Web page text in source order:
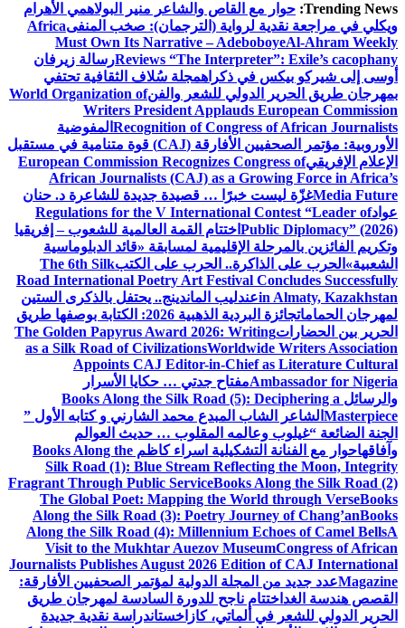
Trending News: حوار مع القاص والشاعر منير البولاهمي الأهرام
ويكلي في مراجعة نقدية لرواية (الترجمان): صخب المنفىAfrica
Must Own Its Narrative – AdeboboyeAl-Ahram Weekly
Reviews “The Interpreter”: Exile’s cacophanyرسالة زيرفان
أوسى إلى شيركو بيكس في ذكراهمجلة سُلاف الثقافية تحتفي
بمهرجان طريق الحرير الدولي للشعر والفنWorld Organization of
Writers President Applauds European Commission
Recognition of Congress of African Journalists المفوضية
الأوروبية: مؤتمر الصحفيين الأفارقة (CAJ) قوة متنامية في مستقبل
الإعلام الإفريقيEuropean Commission Recognizes Congress of
African Journalists (CAJ) as a Growing Force in Africa’s
Media Futureغزّة ليست خبرًا … قصيدة جديدة للشاعرة د. حنان
عوادRegulations for the V International Contest “Leader of
Public Diplomacy” (2026) اختتام القمة العالمية للشعوب – إفريقيا
وتكريم الفائزين بالمرحلة الإقليمية لمسابقة «قائد الدبلوماسية
الشعبية» الحرب على الذاكرة.. الحرب على الكتبThe 6th Silk
Road International Poetry Art Festival Concludes Successfully
in Almaty, Kazakhstanعندليب الماندينج.. يحتفل بالذكرى الستين
لمهرجان الحمامات
جائزة البردية الذهبية 2026: الكتابة بوصفها طريق
الحرير بين الحضاراتThe Golden Papyrus Award 2026: Writing
as a Silk Road of CivilizationsWorldwide Writers Association
Appoints CAJ Editor-in-Chief as Literature Cultural
Ambassador for Nigeriaمفتاح جدتي … حكايا الأسرار
والرسائل Books Along the Silk Road (5): Deciphering a
Masterpiece الشاعر الشاب المبدع محمد الشارني و كتابه الأول ”
الجنة الضائعة “غيلوب وعالمه المقلوب … حديث العوالم
وآفاقهاحوار مع الفنانة التشكيلية اسراء كاظم Books Along the
Silk Road (1): Blue Stream Reflecting the Moon, Integrity
Fragrant Through Public ServiceBooks Along the Silk Road (2)
The Global Poet: Mapping the World through VerseBooks
Along the Silk Road (3): Poetry Journey of Chang’anBooks
Along the Silk Road (4): Millennium Echoes of Camel BellsA
Visit to the Mukhtar Auezov MuseumCongress of African
Journalists Publishes August 2026 Edition of CAJ International
Magazineعدد جديد من المجلة الدولية لمؤتمر الصحفيين الأفارقة:
القصص هندسة الغد اختتام ناجح للدورة السادسة لمهرجان طريق
الحرير الدولي للشعر في ألماتي، كازاخستاندراسة نقدية جديدة